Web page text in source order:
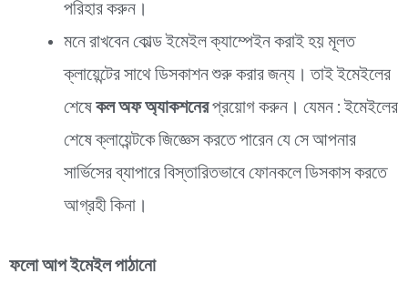
পরিহার করুন।
মনে রাখবেন কোল্ড ইমেইল ক্যাম্পেইন করাই হয় মূলত
ক্লায়েন্টের সাথে ডিসকাশন শুরু করার জন্য। তাই ইমেইলের
শেষে কল অফ অ্যাকশনেরপ্রয়োগ করুন। যেমন : ইমেইলের
শেষে ক্লায়েন্টকে জিজ্ঞেস করতে পারেন যে সে আপনার
সার্ভিসের ব্যাপারে বিস্তারিতভাবে ফোনকলে ডিসকাস করতে
আগ্রহী কিনা।
ফলো আপ ইমেইল পাঠানো